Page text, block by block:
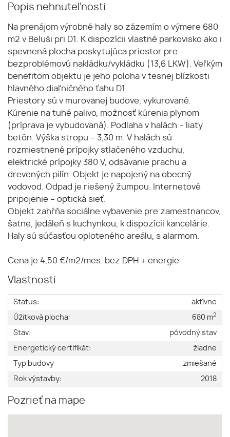
Popis nehnuteľnosti
Na prenájom výrobné haly so zázemím o výmere 680
m2 v Beluši pri D1. K dispozícii vlastné parkovisko ako i
spevnená plocha poskytujúca priestor pre
bezproblémovú nakládku/vykládku (13,6 LKW). Veľkým
benefitom objektu je jeho poloha v tesnej blízkosti
hlavného diaľničného ťahu D1.
Priestory sú v murovanej budove, vykurované.
Kúrenie na tuhé palivo, možnosť kúrenia plynom
(príprava je vybudovaná). Podlaha v halách – liaty
betón. Výška stropu – 3,30 m. V halách sú
rozmiestnené prípojky stlačeného vzduchu,
elektrické prípojky 380 V, odsávanie prachu a
drevených pilín. Objekt je napojený na obecný
vodovod. Odpad je riešený žumpou. Internetové
pripojenie – optická sieť.
Objekt zahŕňa sociálne vybavenie pre zamestnancov,
šatne, jedáleň s kuchynkou, k dispozícii kancelárie.
Haly sú súčasťou oploteného areálu, s alarmom.
Cena je 4,50 €/m2/mes. bez DPH + energie
Vlastnosti
Status:
aktívne
Úžitková plocha:
680 m2
Stav:
pôvodný stav
Energetický certifikát:
žiadne
Typ budovy:
zmiešané
Rok výstavby:
2018
Pozrieť na mape